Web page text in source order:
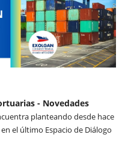
- Novedades
planteando desde hace
el último Espacio de Diálogo